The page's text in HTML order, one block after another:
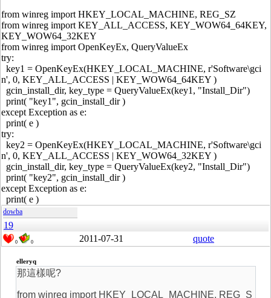
from winreg import HKEY_LOCAL_MACHINE, REG_SZ
from winreg import KEY_ALL_ACCESS, KEY_WOW64_64KEY,
KEY_WOW64_32KEY
from winreg import OpenKeyEx, QueryValueEx
try:
key1 = OpenKeyEx(HKEY_LOCAL_MACHINE, r'Software\gci
n', 0, KEY_ALL_ACCESS | KEY_WOW64_64KEY )
gcin_install_dir, key_type = QueryValueEx(key1, "Install_Dir")
print( "key1", gcin_install_dir )
except Exception as e:
print( e )
try:
key2 = OpenKeyEx(HKEY_LOCAL_MACHINE, r'Software\gci
n', 0, KEY_ALL_ACCESS | KEY_WOW64_32KEY )
gcin_install_dir, key_type = QueryValueEx(key2, "Install_Dir")
print( "key2", gcin_install_dir )
except Exception as e:
print( e )
dowba
19
0 0 2011-07-31 quote
elleryq
那這樣呢?
from winreg import HKEY_LOCAL_MACHINE, REG_S